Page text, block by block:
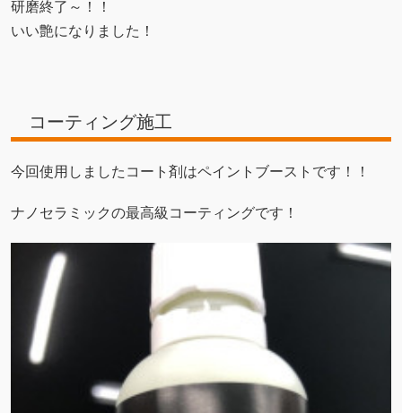
研磨終了～！！
いい艶になりました！
コーティング施工
今回使用しましたコート剤はペイントブーストです！！
ナノセラミックの最高級コーティングです！